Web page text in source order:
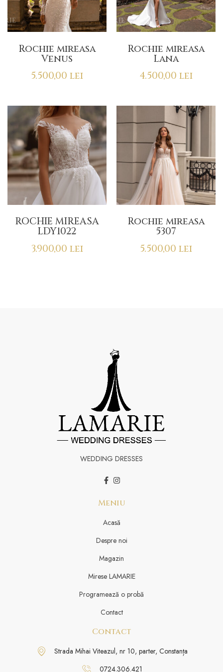
Rochie mireasa
Venus
5.500,00 lei
Rochie mireasa
Lana
4.500,00 lei
ROCHIE MIREASA
LDY1022
3.900,00 lei
Rochie mireasa
5307
5.500,00 lei
WEDDING DRESSES
Meniu
Acasă
Despre noi
Magazin
Mirese LAMARIE
Programează o probă
Contact
Contact
Strada Mihai Viteazul, nr 10, parter, Constanța
0724.306.421